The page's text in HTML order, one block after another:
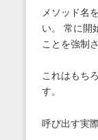
メソッド名
い。 常に開
ことを強制
これはもち
す。
呼び出す実